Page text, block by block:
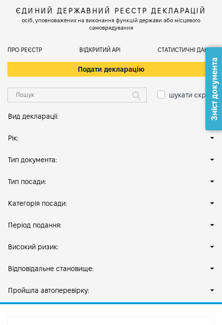
ЄДИНИЙ ДЕРЖАВНИЙ РЕЄСТР ДЕКЛАРАЦІЙ
осіб, уповноважених на виконання функцій держави або місцевого
самоврядування
ПРО РЕЄСТР ВІДКРИТИЙ АРІ СТАТИСТИЧНІ ДАНІ
Подати декларацію
шукати скрізь
Вид декларації:
Рік:
Тип документа:
Тип посади:
Категорія посади:
Період подання:
Високий ризик:
Відповідальне становище:
Пройшла автоперевірку:
Зміст документа